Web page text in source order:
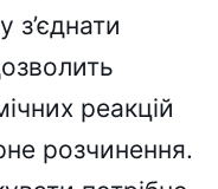
реакцій
розчинення.